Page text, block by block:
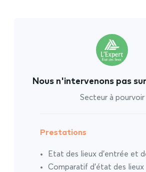
Nous n'intervenons pas
Secteur à pourvoir
Prestations
Etat des lieux d’entrée et
Comparatif d’état des lieux